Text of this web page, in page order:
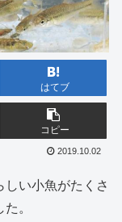
はてブ
コピー
2019.10.02
い小魚がたくさ
。